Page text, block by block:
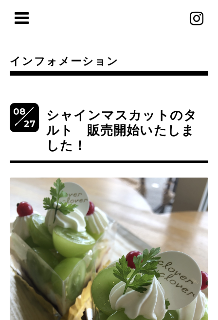
インフォメーション
08
27
シャインマスカットのタ
ルト 販売開始いたしま
した！